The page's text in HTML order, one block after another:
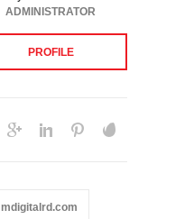
ADMINISTRATOR
PROFILE
mdigitalrd.com